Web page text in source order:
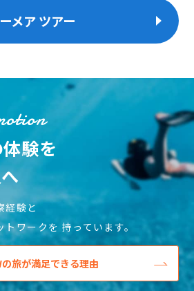
メア ツアー
験を
経験と
トワークを 持っています。
旅が満足できる理由